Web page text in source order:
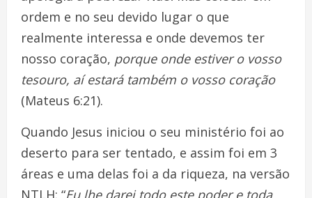
ordem e no seu devido lugar o que
realmente interessa e onde devemos ter
nosso coração, porque onde estiver o vosso
tesouro, aí estará também o vosso coração
(Mateus 6:21).
Quando Jesus iniciou o seu ministério foi ao
deserto para ser tentado, e assim foi em 3
áreas e uma delas foi a da riqueza, na versão
NTLH: “Eu lhe darei todo este poder e toda